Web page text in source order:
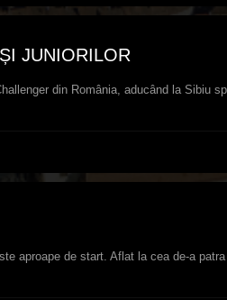
JUNIORILOR
din România, aducând la Sibiu
aproape de start. Aflat la cea de-a